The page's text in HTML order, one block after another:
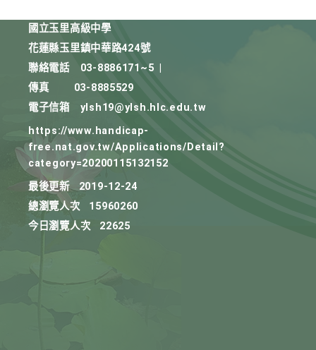
國立玉里高級中學
花蓮縣玉里鎮中華路424號
聯絡電話
03-8886171~5
傳真
03-8885529
電子信箱
ylsh19@ylsh.hlc.edu.tw
https://www.handicap-
free.nat.gov.tw/Applications/Detail?
category=20200115132152
最後更新
2019-12-24
總瀏覽人次
15960260
今日瀏覽人次
22625